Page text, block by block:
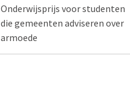
Onderwijsprijs voor studenten
die gemeenten adviseren over
armoede